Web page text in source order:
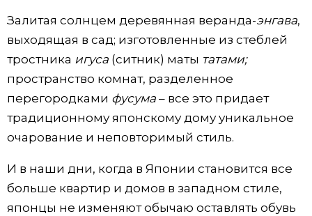
От редакции
Залитая солнцем деревянная веранда-энгава,
выходящая в сад; изготовленные из стеблей
тростника игуса (ситник) маты татами;
пространство комнат, разделенное
перегородками фусума– все это придает
традиционному японскому дому уникальное
очарование и неповторимый стиль.
И в наши дни, когда в Японии становится все
больше квартир и домов в западном стиле,
японцы не изменяют обычаю оставлять обувь